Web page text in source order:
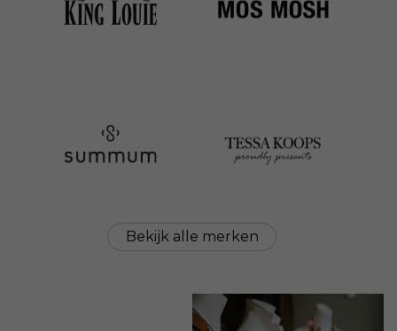
Bekijk alle merken